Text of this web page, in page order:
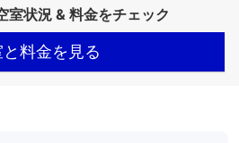
室状況 & 料金をチェック
と料金を見る